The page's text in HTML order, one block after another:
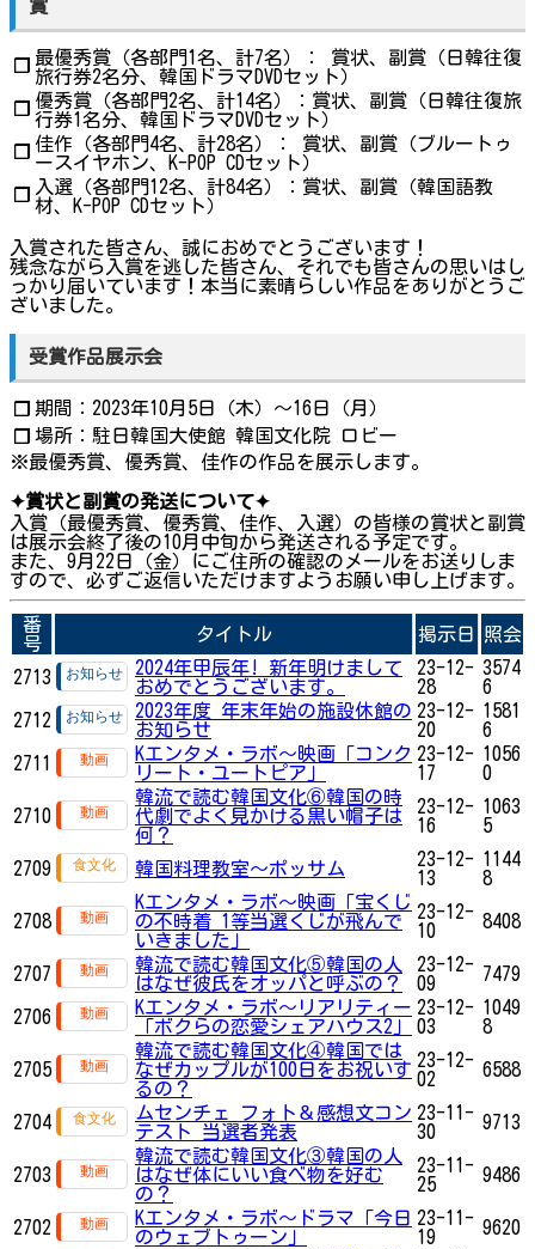
賞
❐ 最優秀賞（各部門1名、計7名）： 賞状、副賞（日韓往復
旅行券2名分、韓国ドラマDVDセット）
❐ 優秀賞（各部門2名、計14名）：賞状、副賞（日韓往復旅
行券1名分、韓国ドラマDVDセット）
❐ 佳作（各部門4名、計28名）： 賞状、副賞（ブルートゥ
ースイヤホン、K-POP CDセット）
❐ 入選（各部門12名、計84名）：賞状、副賞（韓国語教
材、K-POP CDセット）
入賞された皆さん、誠におめでとうございます！
残念ながら入賞を逃した皆さん、それでも皆さんの思いはし
っかり届いています！本当に素晴らしい作品をありがとうご
ざいました。
受賞作品展示会
❐ 期間：2023年10月5日（木）～16日（月）
❐ 場所：駐日韓国大使館 韓国文化院 ロビー
※最優秀賞、優秀賞、佳作の作品を展示します。
✦賞状と副賞の発送について✦
入賞（最優秀賞、優秀賞、佳作、入選）の皆様の賞状と副賞
は展示会終了後の10月中旬から発送される予定です。
また、9月22日（金）にご住所の確認のメールをお送りしま
すので、必ずご返信いただけますようお願い申し上げます。
番
号
タイトル 掲示日 照会
2713
2024年甲辰年! 新年明けまして
おめでとうございます。
23-12-
28
3574
6
2712
2023年度 年末年始の施設休館の
お知らせ
23-12-
20
1581
6
2711
Kエンタメ・ラボ～映画「コンク
リート・ユートピア」
23-12-
17
1056
0
2710
韓流で読む韓国文化⑥韓国の時
代劇でよく見かける黒い帽子は
何？
23-12-
16
1063
5
2709 韓国料理教室～ポッサム
23-12-
13
1144
8
2708
Kエンタメ・ラボ～映画「宝くじ
の不時着 1等当選くじが飛んで
いきました」
23-12-
10
8408
2707
韓流で読む韓国文化⑤韓国の人
はなぜ彼氏をオッパと呼ぶの？
23-12-
09
7479
2706
Kエンタメ・ラボ～リアリティー
「ボクらの恋愛シェアハウス2」
23-12-
03
1049
8
2705
韓流で読む韓国文化④韓国では
なぜカップルが100日をお祝いす
るの？
23-12-
02
6588
2704
ムセンチェ フォト＆感想文コン
テスト 当選者発表
23-11-
30
9713
2703
韓流で読む韓国文化③韓国の人
はなぜ体にいい食べ物を好む
の？
23-11-
25
9486
2702
Kエンタメ・ラボ～ドラマ「今日
のウェブトゥーン」
23-11-
19
9620